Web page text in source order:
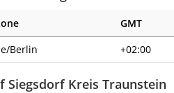
GMT
Berlin
+02:00
Siegsdorf Kreis Traunstein